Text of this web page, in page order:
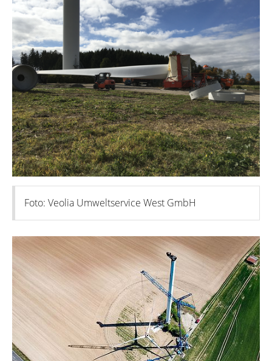
Foto: Veolia Umweltservice West GmbH